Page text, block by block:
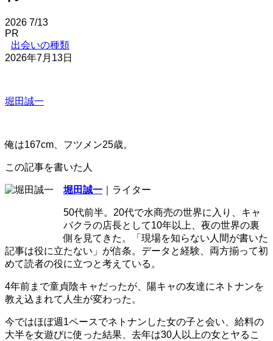
2026 7/13
PR
出会いの種類
2026年7月13日
堀田誠一
俺は167cm、フツメン25歳。
この記事を書いた人
堀田誠一 ｜ライター
50代前半。20代で水商売の世界に入り、キャ
バクラの店長として10年以上、夜の世界の裏
側を見てきた。「現場を知らない人間が書いた
記事は役に立たない」が信条。データと経験、両方揃って初
めて読者の役に立つと考えている。
4年前まで童貞陰キャだったが、陽キャの友達にネトナンを
教え込まれて人生が変わった。
今ではほぼ週1ペースでネトナンした女の子と会い、給料の
大半を女遊びに使った結果、去年は30人以上の女とヤるこ